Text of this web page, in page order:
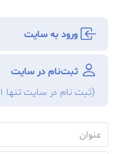
ورود به سایت
ثبت‌نام در سایت
(ثبت نام در سایت تنها ۱ دقیقه طول می‌‌کشد!)